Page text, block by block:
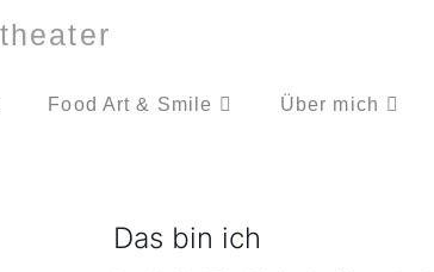
Food Art & Smile Über mich
Das bin ich